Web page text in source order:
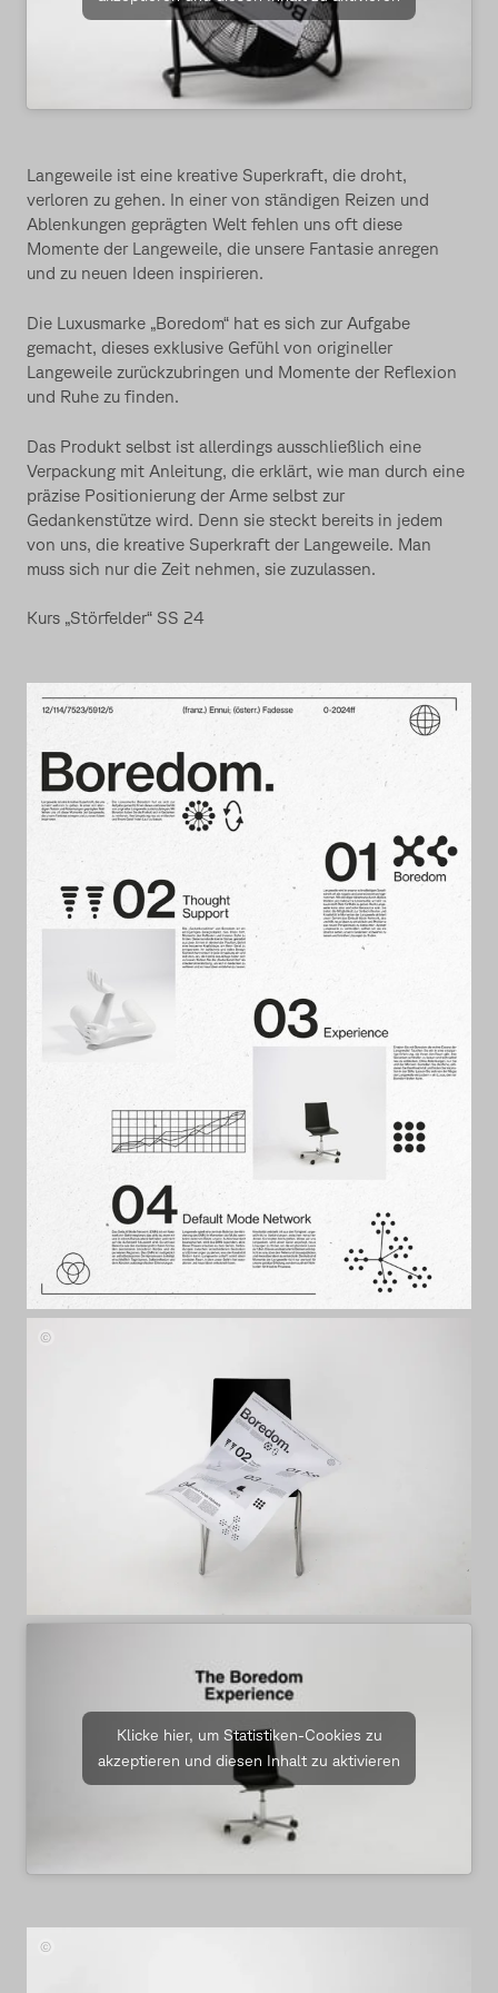
Langeweile ist eine kreative Superkraft, die droht,
verloren zu gehen. In einer von ständigen Reizen und
Ablenkungen geprägten Welt fehlen uns oft diese
Momente der Langeweile, die unsere Fantasie anregen
und zu neuen Ideen inspirieren.
Die Luxusmarke „Boredom“ hat es sich zur Aufgabe
gemacht, dieses exklusive Gefühl von origineller
Langeweile zurückzubringen und Momente der Reflexion
und Ruhe zu finden.
Das Produkt selbst ist allerdings ausschließlich eine
Verpackung mit Anleitung, die erklärt, wie man durch eine
präzise Positionierung der Arme selbst zur
Gedankenstütze wird. Denn sie steckt bereits in jedem
von uns, die kreative Superkraft der Langeweile. Man
muss sich nur die Zeit nehmen, sie zuzulassen.
Kurs „Störfelder“ SS 24
Klicke hier, um Statistiken-Cookies zu
akzeptieren und diesen Inhalt zu aktivieren